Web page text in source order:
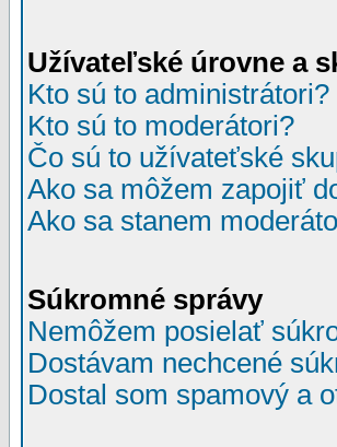
Užívateľské úrovne a
Kto sú to administrátori?
Kto sú to moderátori?
Čo sú to užívateťské
Ako sa môžem zapojiť
Ako sa stanem
Súkromné správy
Nemôžem posielať
Dostávam nechcené
Dostal som spamový a